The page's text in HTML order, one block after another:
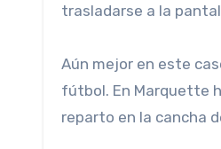
trasladarse a la
Aún mejor en este
fútbol. En Marquette
reparto en la cancha